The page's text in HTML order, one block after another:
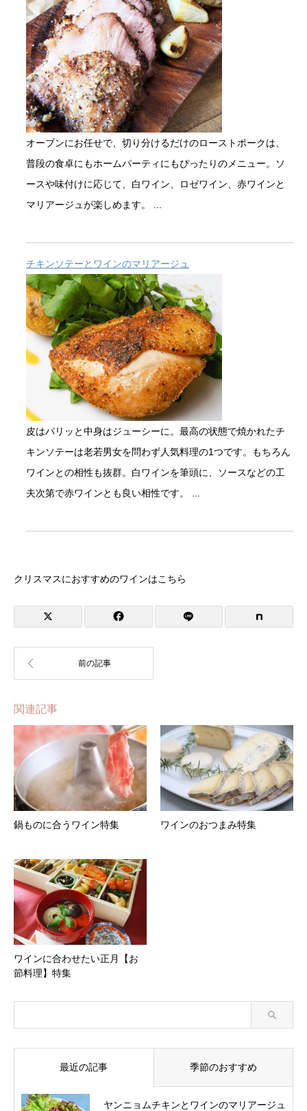
オーブンにお任せで、切り分けるだけのローストポークは、
普段の食卓にもホームパーティにもぴったりのメニュー。ソ
ースや味付けに応じて、白ワイン、ロゼワイン、赤ワインと
マリアージュが楽しめます。 ...
チキンソテーとワインのマリアージュ
皮はパリッと中身はジューシーに。最高の状態で焼かれたチ
キンソテーは老若男女を問わず人気料理の1つです。もちろん
ワインとの相性も抜群。白ワインを筆頭に、ソースなどの工
夫次第で赤ワインとも良い相性です。 ...
クリスマスにおすすめのワインはこちら
関連記事
鍋ものに合うワイン特集 ワインのおつまみ特集
ワインに合わせたい正月【お
節料理】特集
最近の記事 季節のおすすめ
ヤンニョムチキンとワインのマリアージュ